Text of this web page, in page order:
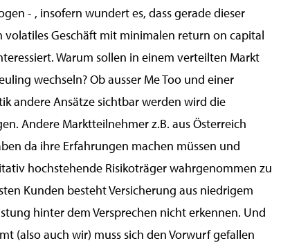
- , insofern wundert es, dass gerade dieser
volatiles Geschäft mit minimalen return on capital
Warum sollen in einem verteilten Markt
wechseln? Ob ausser Me Too und einer
andere Ansätze sichtbar werden wird die
Andere Marktteilnehmer z.B. aus Österreich
da ihre Erfahrungen machen müssen und
hochstehende Risikoträger wahrgenommen zu
Kunden besteht Versicherung aus niedrigem
hinter dem Versprechen nicht erkennen. Und
(also auch wir) muss sich den Vorwurf gefallen